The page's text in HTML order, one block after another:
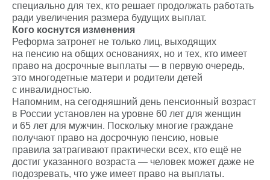
специально для тех, кто решает продолжать работать
ради увеличения размера будущих выплат.
Кого коснутся изменения
Реформа затронет не только лиц, выходящих
на пенсию на общих основаниях, но и тех, кто имеет
право на досрочные выплаты — в первую очередь,
это многодетные матери и родители детей
с инвалидностью.
Напомним, на сегодняшний день пенсионный возраст
в России установлен на уровне 60 лет для женщин
и 65 лет для мужчин. Поскольку многие граждане
получают право на досрочную пенсию, новые
правила затрагивают практически всех, кто ещё не
достиг указанного возраста — человек может даже не
подозревать, что уже имеет право на выплаты.